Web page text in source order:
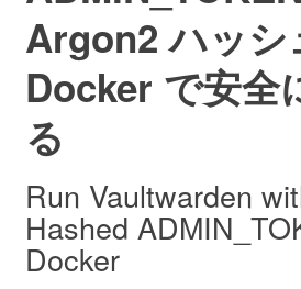
Argon2 ハッシ
Docker で安全
る
Run Vaultwarden
Hashed
Docker